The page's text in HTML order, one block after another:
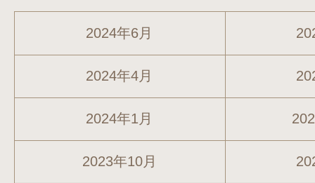
2024年6月
2024年4月
2024年1月
2023年10月